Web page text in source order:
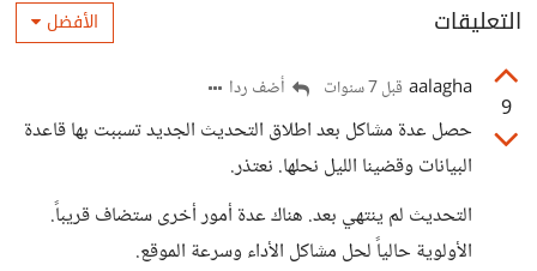
التعليقات الأفضل
9
aalagha قبل 7 سنوات أضف ردا
حصل عدة مشاكل بعد اطلاق التحديث الجديد تسببت بها قاعدة
البيانات وقضينا الليل نحلها. نعتذر.
التحديث لم ينتهي بعد. هناك عدة أمور أخرى ستضاف قريباً.
الأولوية حالياً لحل مشاكل الأداء وسرعة الموقع.